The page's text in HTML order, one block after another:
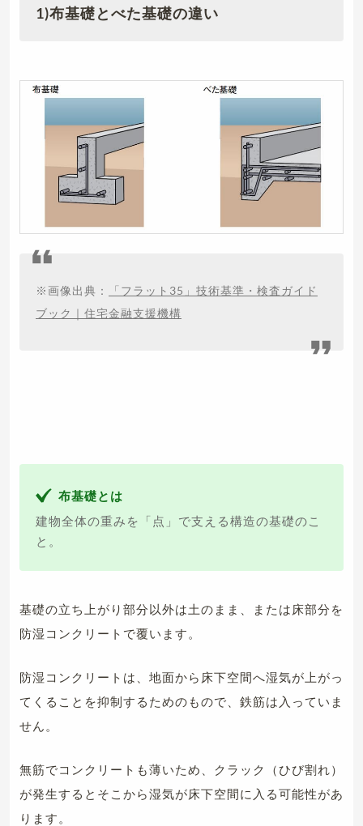
1)布基礎とべた基礎の違い
※ 画像出典：
「フラット35」技術基準・検査ガイド
ブック｜住宅金融支援機構
布基礎とは
建物全体の重みを「点」で支える構造の基礎のこ
と。
基礎の立ち上がり部分以外は土のまま、または床部分を
防湿コンクリートで覆います。
防湿コンクリートは、地面から床下空間へ湿気が上がっ
てくることを抑制するためのもので、鉄筋は入っていま
せん。
無筋でコンクリートも薄いため、クラック（ひび割れ）
が発生するとそこから湿気が床下空間に入る可能性があ
ります。